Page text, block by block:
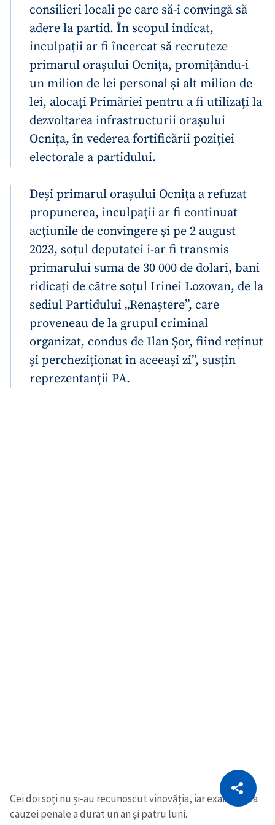
Copiază Link
consilieri locali pe care să-i convingă să
adere la partid. În scopul indicat,
inculpații ar fi încercat să recruteze
primarul orașului Ocnița, promițându-i
un milion de lei personal și alt milion de
lei, alocați Primăriei pentru a fi utilizați la
dezvoltarea infrastructurii orașului
Ocnița, în vederea fortificării poziției
electorale a partidului.
Deși primarul orașului Ocnița a refuzat
propunerea, inculpații ar fi continuat
acțiunile de convingere și pe 2 august
2023, soțul deputatei i-ar fi transmis
primarului suma de 30 000 de dolari, bani
ridicați de către soțul Irinei Lozovan, de la
sediul Partidului „Renaștere”, care
proveneau de la grupul criminal
organizat, condus de Ilan Șor, fiind reținut
și percheziționat în aceeași zi”, susțin
reprezentanții PA.
Cei doi soți nu și-au recunoscut vinovăția, iar examinarea
cauzei penale a durat un an și patru luni.
Citește articolul